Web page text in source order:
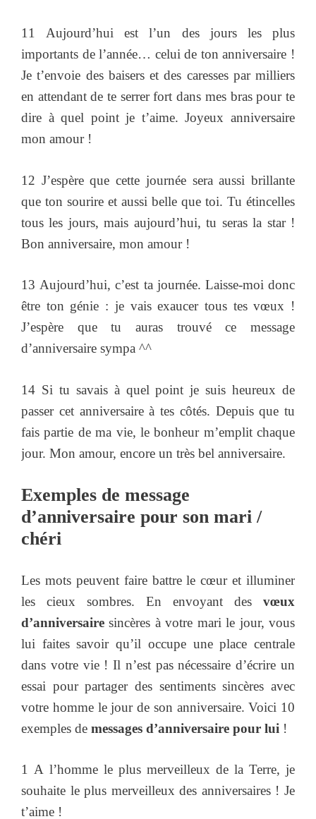
11 Aujourd’hui est l’un des jours les plus
importants de l’année… celui de ton anniversaire !
Je t’envoie des baisers et des caresses par milliers
en attendant de te serrer fort dans mes bras pour te
dire à quel point je t’aime. Joyeux anniversaire
mon amour !
12 J’espère que cette journée sera aussi brillante
que ton sourire et aussi belle que toi. Tu étincelles
tous les jours, mais aujourd’hui, tu seras la star !
Bon anniversaire, mon amour !
13 Aujourd’hui, c’est ta journée. Laisse-moi donc
être ton génie : je vais exaucer tous tes vœux !
J’espère que tu auras trouvé ce message
d’anniversaire sympa ^^
14 Si tu savais à quel point je suis heureux de
passer cet anniversaire à tes côtés. Depuis que tu
fais partie de ma vie, le bonheur m’emplit chaque
jour. Mon amour, encore un très bel anniversaire.
Exemples de message
d’anniversaire pour son mari /
chéri
Les mots peuvent faire battre le cœur et illuminer
les cieux sombres. En envoyant des vœux
d’anniversaire sincères à votre mari le jour, vous
lui faites savoir qu’il occupe une place centrale
dans votre vie ! Il n’est pas nécessaire d’écrire un
essai pour partager des sentiments sincères avec
votre homme le jour de son anniversaire. Voici 10
exemples de messages d’anniversaire pour lui !
1 A l’homme le plus merveilleux de la Terre, je
souhaite le plus merveilleux des anniversaires ! Je
t’aime !